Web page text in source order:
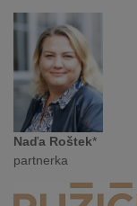
Naďa Roštek*
partnerka